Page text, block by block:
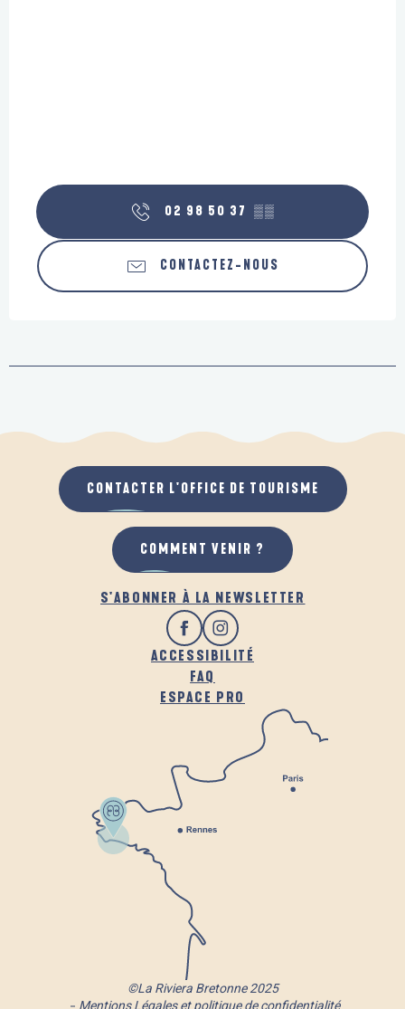
02 98 50 37 ▒▒
CONTACTEZ-NOUS
S'ABONNER À LA NEWSLETTER
ACCESSIBILITÉ
FAQ
ESPACE PRO
CONTACTER L'OFFICE DE TOURISME
COMMENT VENIR ?
©La Riviera Bretonne 2025
Mentions Légales et politique de confidentialité